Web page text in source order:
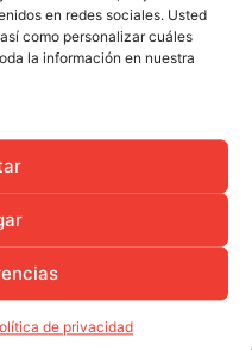
en redes sociales. Usted
como personalizar cuáles
la información en nuestra
de privacidad